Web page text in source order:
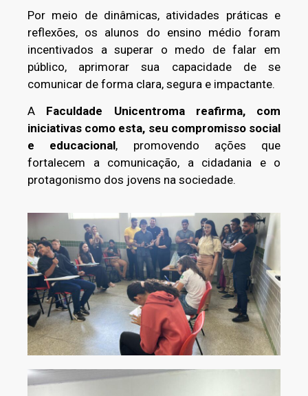
Por meio de dinâmicas, atividades práticas e
reflexões, os alunos do ensino médio foram
incentivados a superar o medo de falar em
público, aprimorar sua capacidade de se
comunicar de forma clara, segura e impactante.
A Faculdade Unicentroma reafirma, com
iniciativas como esta, seu compromisso social
e educacional, promovendo ações que
fortalecem a comunicação, a cidadania e o
protagonismo dos jovens na sociedade.